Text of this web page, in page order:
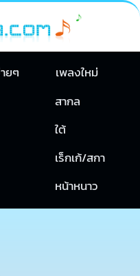
ยๆ
เพลงใหม่
สากล
ใต้
เร็กเก้/สกา
หน้าหนาว